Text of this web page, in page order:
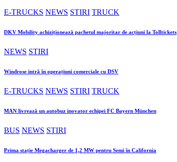
E-TRUCKS NEWS STIRI TRUCK
DKV Mobility achiziționează pachetul majoritar de acțiuni la Tolltickets
NEWS STIRI
Windrose intră în operațiuni comerciale cu DSV
E-TRUCKS NEWS STIRI TRUCK
MAN livrează un autobuz inovator echipei FC Bayern München
BUS NEWS STIRI
Prima stație Megacharger de 1,2 MW pentru Semi în California